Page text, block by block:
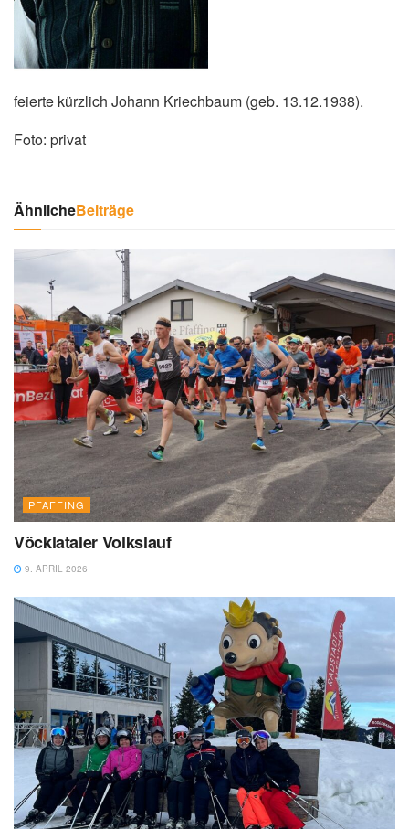
feierte kürzlich Johann Kriechbaum (geb. 13.12.1938).
Foto: privat
ÄhnlicheBeiträge
PFAFFING
Vöcklataler Volkslauf
9. APRIL 2026